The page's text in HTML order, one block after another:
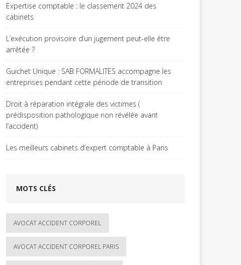
Expertise comptable : le classement 2024 des
cabinets
L’exécution provisoire d’un jugement peut-elle être
arrêtée ?
Guichet Unique : SAB FORMALITES accompagne les
entreprises pendant cette période de transition
Droit à réparation intégrale des victimes (
prédisposition pathologique non révélée avant
l’accident)
Les meilleurs cabinets d’expert comptable à Paris
MOTS CLÉS
AVOCAT ACCIDENT CORPOREL
AVOCAT ACCIDENT CORPOREL PARIS